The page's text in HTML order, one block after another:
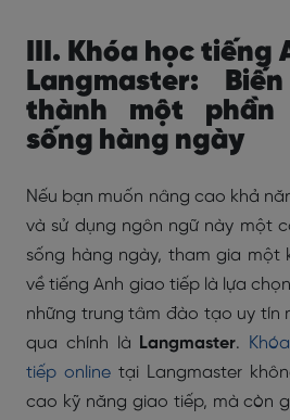
III. Khóa học tiếng
Langmaster:
thành một phần
sống hàng ngày
Nếu bạn muốn nâng cao khả
và sử dụng ngôn ngữ này một
sống hàng ngày, tham gia một
về tiếng Anh giao tiếp là lựa
những trung tâm đào tạo uy tín
qua chính là
Langmaster.
tiếp online tại Langmaster
cao kỹ năng giao tiếp, mà còn